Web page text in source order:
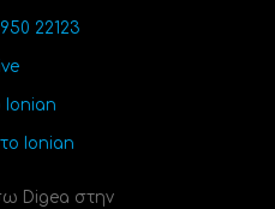
22123
Ionian
Ionian
Digea στην